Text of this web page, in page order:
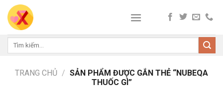
Skip
content
Tìm
TRANG CHỦ / SẢN PHẨM ĐƯỢC GẮN THẺ “NUBEQA
THUỐC GÌ”